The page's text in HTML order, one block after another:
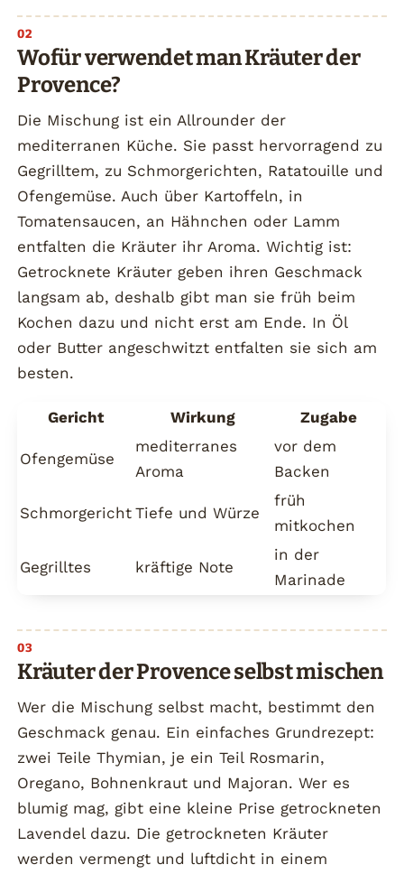
Wofür verwendet man Kräuter der
Provence?
Die Mischung ist ein Allrounder der
mediterranen Küche. Sie passt hervorragend zu
Gegrilltem, zu Schmorgerichten, Ratatouille und
Ofengemüse. Auch über Kartoffeln, in
Tomatensaucen, an Hähnchen oder Lamm
entfalten die Kräuter ihr Aroma. Wichtig ist:
Getrocknete Kräuter geben ihren Geschmack
langsam ab, deshalb gibt man sie früh beim
Kochen dazu und nicht erst am Ende. In Öl
oder Butter angeschwitzt entfalten sie sich am
besten.
Gericht Wirkung Zugabe
Ofengemüse
mediterranes
Aroma
vor dem
Backen
Schmorgericht Tiefe und Würze
früh
mitkochen
Gegrilltes kräftige Note
in der
Marinade
Kräuter der Provence selbst mischen
Wer die Mischung selbst macht, bestimmt den
Geschmack genau. Ein einfaches Grundrezept:
zwei Teile Thymian, je ein Teil Rosmarin,
Oregano, Bohnenkraut und Majoran. Wer es
blumig mag, gibt eine kleine Prise getrockneten
Lavendel dazu. Die getrockneten Kräuter
werden vermengt und luftdicht in einem